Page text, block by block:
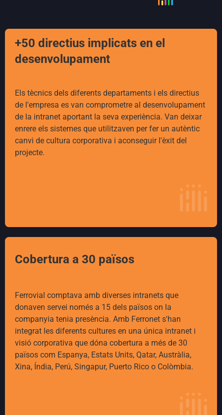
+50 directius implicats en el
desenvolupament
Els tècnics dels diferents departaments i els directius
de l'empresa es van comprometre al desenvolupament
de la intranet aportant la seva experiència. Van deixar
enrere els sistemes que utilitzaven per fer un autèntic
canvi de cultura corporativa i aconseguir l'èxit del
projecte.
Cobertura a 30 països
Ferrovial comptava amb diverses intranets que
donaven servei només a 15 dels països on la
companyia tenia presència. Amb Ferronet s'han
integrat les diferents cultures en una única intranet i
visió corporativa que dóna cobertura a més de 30
països com Espanya, Estats Units, Qatar, Austràlia,
Xina, Índia, Perú, Singapur, Puerto Rico o Colòmbia.